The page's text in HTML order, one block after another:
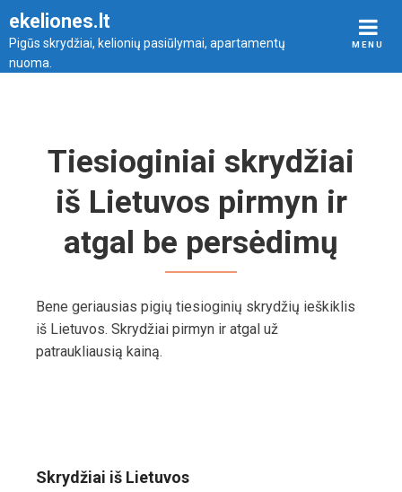
Skip
to
content
ekeliones.lt
Pigūs skrydžiai, kelionių pasiūlymai, apartamentų
nuoma.
MENU
Tiesioginiai skrydžiai
iš Lietuvos pirmyn ir
atgal be persėdimų
Bene geriausias pigių tiesioginių skrydžių ieškiklis
iš Lietuvos. Skrydžiai pirmyn ir atgal už
patraukliausią kainą.
Skrydžiai iš Lietuvos